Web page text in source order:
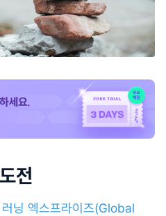
전
닝 엑스프라이즈(Global